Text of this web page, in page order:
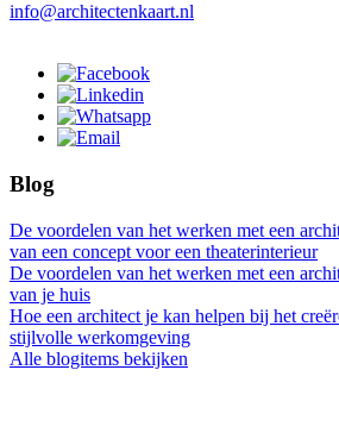
info@architectenkaart.nl
Blog
De voordelen van het werken met een
van een concept voor een theaterinterieur
De voordelen van het werken met een
van je huis
Hoe een architect je kan helpen bij het
stijlvolle werkomgeving
Alle blogitems bekijken